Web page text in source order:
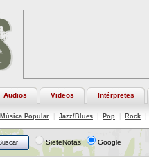
Audios Videos Intérpretes
Música Popular Jazz/Blues Pop Rock
SieteNotas Google